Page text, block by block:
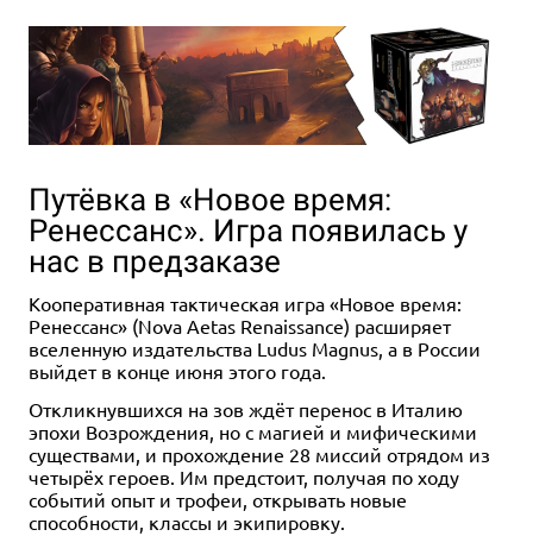
Путёвка в «Новое время:
Ренессанс». Игра появилась у
нас в предзаказе
Кооперативная тактическая игра «Новое время:
Ренессанс» (Nova Aetas Renaissance) расширяет
вселенную издательства Ludus Magnus, а в России
выйдет в конце июня этого года.
Откликнувшихся на зов ждёт перенос в Италию
эпохи Возрождения, но с магией и мифическими
существами, и прохождение 28 миссий отрядом из
четырёх героев. Им предстоит, получая по ходу
событий опыт и трофеи, открывать новые
способности, классы и экипировку.